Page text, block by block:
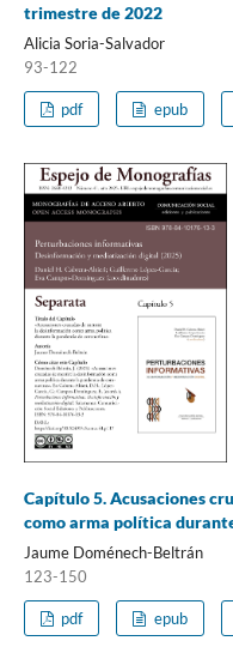
trimestre de 2022
Alicia Soria-Salvador
93-122
pdf epub
Capítulo 5. Acusaciones
como arma política
Jaume Doménech-Beltrán
123-150
pdf epub